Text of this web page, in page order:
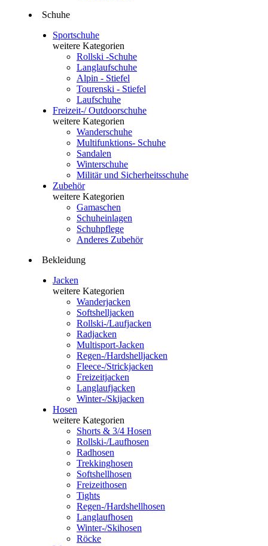
Schuhe
Sportschuhe
weitere Kategorien
Rollski -Schuhe
Langlaufschuhe
Alpin - Stiefel
Tourenski - Stiefel
Laufschuhe
Freizeit-/ Outdoorschuhe
weitere Kategorien
Wanderschuhe
Multifunktions- Schuhe
Sandalen
Winterschuhe
Militär und Sicherheitsschuhe
Zubehör
weitere Kategorien
Gamaschen
Schuheinlagen
Schuhpflege
Anderes Zubehör
Bekleidung
Jacken
weitere Kategorien
Wanderjacken
Softshelljacken
Rollski-/Laufjacken
Radjacken
Multisport-Jacken
Regen-/Hardshelljacken
Fleece-/Strickjacken
Freizeitjacken
Langlaufjacken
Winter-/Skijacken
Hosen
weitere Kategorien
Shorts & 3/4 Hosen
Rollski-/Laufhosen
Radhosen
Trekkinghosen
Softshellhosen
Freizeithosen
Tights
Regen-/Hardshellhosen
Langlaufhosen
Winter-/Skihosen
Röcke